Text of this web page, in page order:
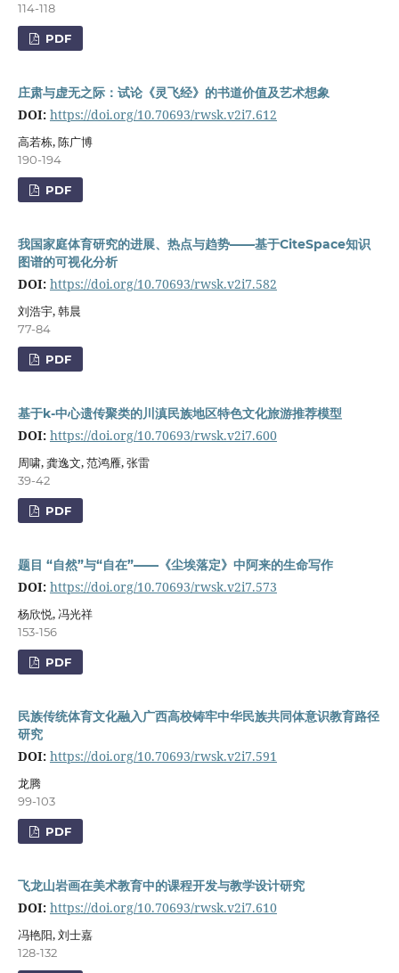
114-118
PDF
庄肃与虚无之际：试论《灵飞经》的书道价值及艺术想象
DOI: https://doi.org/10.70693/rwsk.v2i7.612
高若栋, 陈广博
190-194
PDF
我国家庭体育研究的进展、热点与趋势——基于CiteSpace知识
图谱的可视化分析
DOI: https://doi.org/10.70693/rwsk.v2i7.582
刘浩宇, 韩晨
77-84
PDF
基于k-中心遗传聚类的川滇民族地区特色文化旅游推荐模型
DOI: https://doi.org/10.70693/rwsk.v2i7.600
周啸, 龚逸文, 范鸿雁, 张雷
39-42
PDF
题目 “自然”与“自在”——《尘埃落定》中阿来的生命写作
DOI: https://doi.org/10.70693/rwsk.v2i7.573
杨欣悦, 冯光祥
153-156
PDF
民族传统体育文化融入广西高校铸牢中华民族共同体意识教育路径
研究
DOI: https://doi.org/10.70693/rwsk.v2i7.591
龙腾
99-103
PDF
飞龙山岩画在美术教育中的课程开发与教学设计研究
DOI: https://doi.org/10.70693/rwsk.v2i7.610
冯艳阳, 刘士嘉
128-132